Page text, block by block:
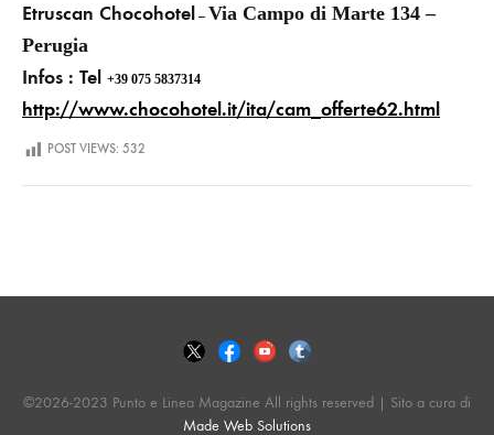
Etruscan Chocohotel – Via Campo di Marte 134 –
Perugia
Infos : Tel +39 075 5837314
http://www.chocohotel.it/ita/cam_offerte62.html
POST VIEWS: 532
©2026-2023 Punto e Linea Magazine All rights reserved | Sito a cura di
Made Web Solutions